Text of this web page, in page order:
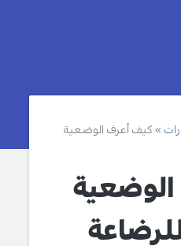
كيف أعرف الوضعية